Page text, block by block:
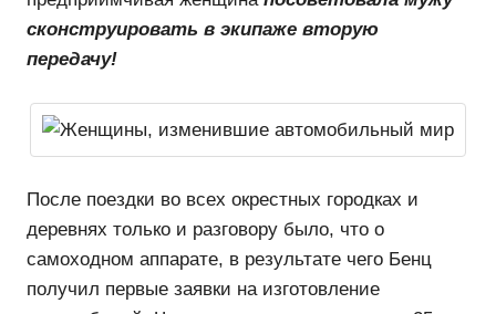
сконструировать в экипаже вторую
передачу!
После поездки во всех окрестных городках и
деревнях только и разговору было, что о
самоходном аппарате, в результате чего Бенц
получил первые заявки на изготовление